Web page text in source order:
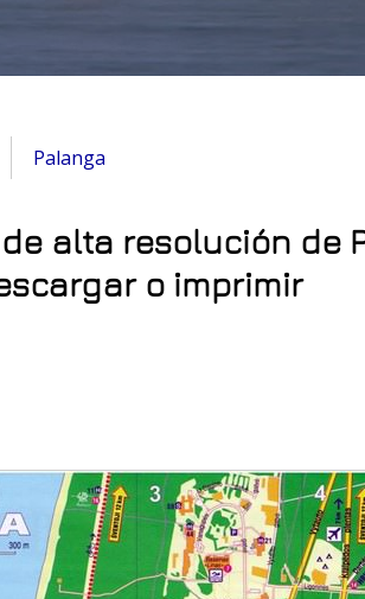
Palanga
alta resolución de
o imprimir